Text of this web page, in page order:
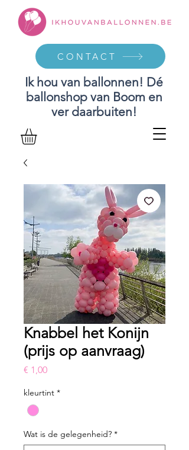
Ik hou van ballonnen! Dé
ballonshop van Boom en
ver daarbuiten!
CONTACT
Knabbel het Konijn
(prijs op aanvraag)
€ 1,00Prijs
kleurtint *
Wat is de gelegenheid? *